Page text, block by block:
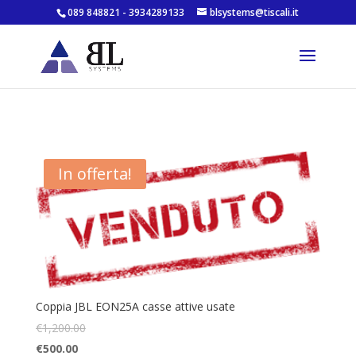
089 848821 - 3934289133 blsystems@tiscali.it
In offerta!
Coppia JBL EON25A casse attive usate
€1,200.00
€500.00